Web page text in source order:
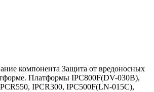
компонента Защита от вредоносных
Платформы IPC800F(DV-030B),
IPCR300, IPC500F(LN-015C),